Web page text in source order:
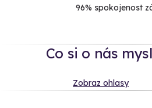
96% spokojenost
Co si o nás
Zobraz ohlasy